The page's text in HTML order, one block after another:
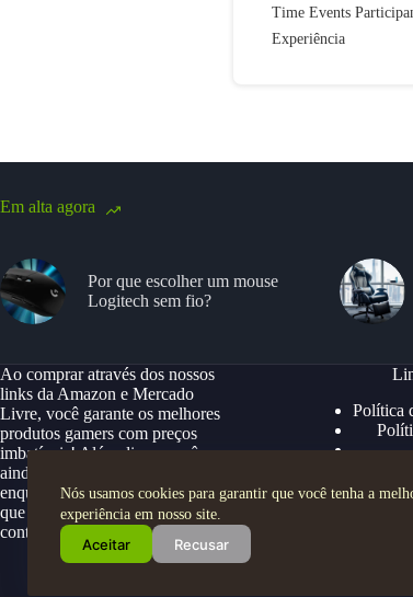
Nós usamos cookies para garantir que você tenha a
experiência em nosso site.
Aceitar Recusar
Time Events
Experiência
Em alta agora
Por que escolher um mouse
Logitech sem fio?
Ao comprar através dos nossos
links da Amazon e Mercado
Livre, você garante os melhores
produtos gamers com preços
imbatíveis! Além disso, você
ainda ganha descontos exclusivos,
enquanto apoia nosso site para
que possamos continuar trazendo
conteúdos e ofertas especiais.
Política